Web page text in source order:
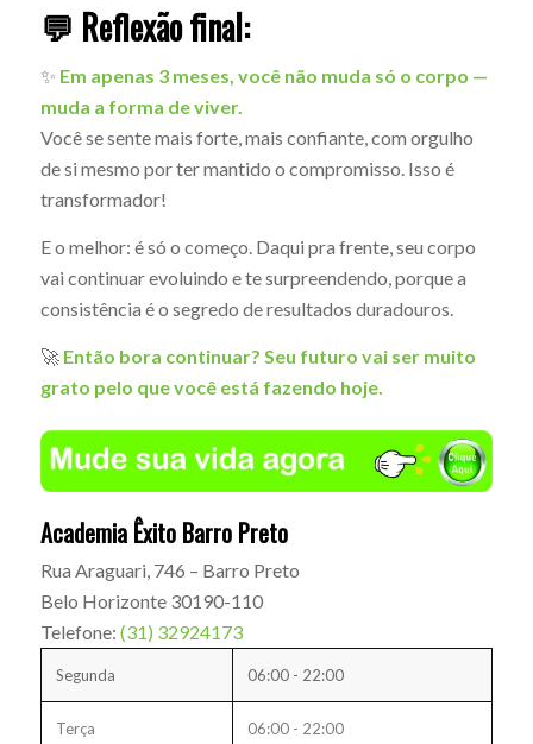
💬 Reflexão final:
✨ Em apenas 3 meses, você não muda só o corpo —
muda a forma de viver.
Você se sente mais forte, mais confiante, com orgulho
de si mesmo por ter mantido o compromisso. Isso é
transformador!
E o melhor: é só o começo. Daqui pra frente, seu corpo
vai continuar evoluindo e te surpreendendo, porque a
consistência é o segredo de resultados duradouros.
🚀 Então bora continuar? Seu futuro vai ser muito
grato pelo que você está fazendo hoje.
Academia Êxito Barro Preto
Rua Araguari, 746 – Barro Preto
Belo Horizonte 30190-110
Telefone: (31) 32924173
Segunda 06:00 - 22:00
Terça 06:00 - 22:00